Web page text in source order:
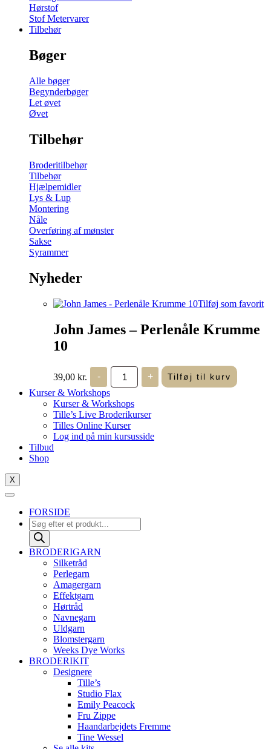
Hørstof
Stof Metervarer
Tilbehør
Bøger
Alle bøger
Begynderbøger
Let øvet
Øvet
Tilbehør
Broderitilbehør
Tilbehør
Hjælpemidler
Lys & Lup
Montering
Nåle
Overføring af mønster
Sakse
Syrammer
Nyheder
Tilføj som favorit
John James – Perlenåle Krumme
10
39,00 kr. -
John
James
-
Perlenåle
Krumme
10
antal
+ Tilføj til kurv
Kurser & Workshops
Kurser & Workshops
Tille’s Live Broderikurser
Tilles Online Kurser
Log ind på min kursusside
Tilbud
Shop
X
FORSIDE
Products
search
BRODERIGARN
Silketråd
Perlegarn
Amagergarn
Effektgarn
Hørtråd
Navnegarn
Uldgarn
Blomstergarn
Weeks Dye Works
BRODERIKIT
Designere
Tille’s
Studio Flax
Emily Peacock
Fru Zippe
Haandarbejdets Fremme
Tine Wessel